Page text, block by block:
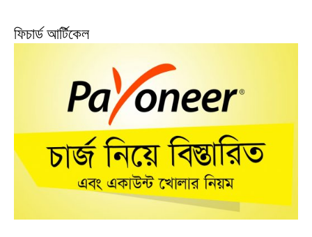
ফিচার্ড আর্টিকেল